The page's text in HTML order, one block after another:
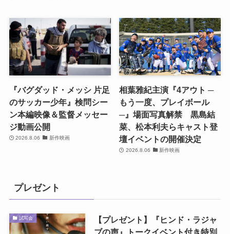
『バグダッド・メッシ 片足
のサッカー少年』検問シー
ン本編映像＆監督メッセー
ジ動画公開
2026.8.06 新作映画
相葉雅紀主演『4アウト ─
もう一度、プレイボール
─』場面写真解禁 黒島結
菜、松本利夫らキャスト登
壇イベントの開催決定
2026.8.06 新作映画
プレゼント
試写会
【プレゼント】『ヒンド・ラジャ
ブの声』トークイベント付き特別